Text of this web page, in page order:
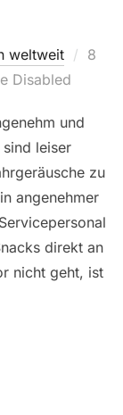
weltweit
8
Disabled
und
leiser
zu
angenehmer
direkt an
nicht geht, ist